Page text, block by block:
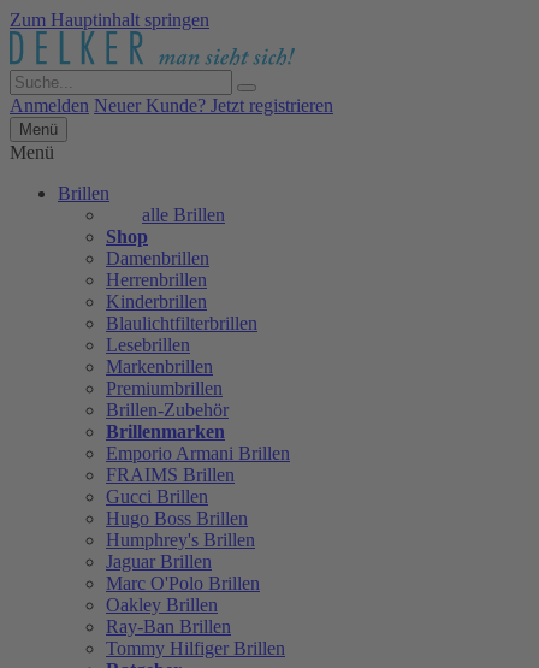
Zum Hauptinhalt springen
Anmelden Neuer Kunde? Jetzt registrieren
Menü
Menü
Brillen
alle Brillen
Shop
Damenbrillen
Herrenbrillen
Kinderbrillen
Blaulichtfilterbrillen
Lesebrillen
Markenbrillen
Premiumbrillen
Brillen-Zubehör
Brillenmarken
Emporio Armani Brillen
FRAIMS Brillen
Gucci Brillen
Hugo Boss Brillen
Humphrey's Brillen
Jaguar Brillen
Marc O'Polo Brillen
Oakley Brillen
Ray-Ban Brillen
Tommy Hilfiger Brillen